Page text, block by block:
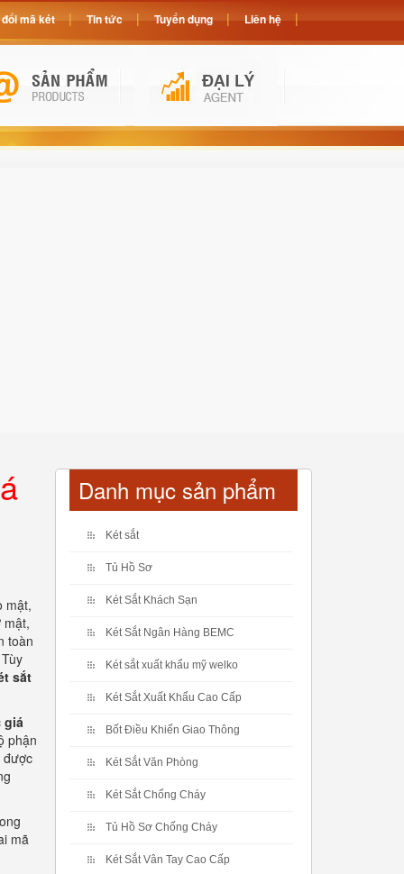
mật,
mật,
toàn
sắt
giá
phận
được
mã
Danh mục sản phẩm
Két sắt
Tủ Hồ Sơ
Két Sắt Khách Sạn
Két Sắt Ngân Hàng BEMC
Két sắt xuất khẩu mỹ welko
Két Sắt Xuất Khẩu Cao Cấp
Bốt Điều Khiển Giao Thông
Két Sắt Văn Phòng
Két Sắt Chống Cháy
Tủ Hồ Sơ Chống Cháy
Két Sắt Vân Tay Cao Cấp
mã két Tin tức Tuyển dụng Liên hệ